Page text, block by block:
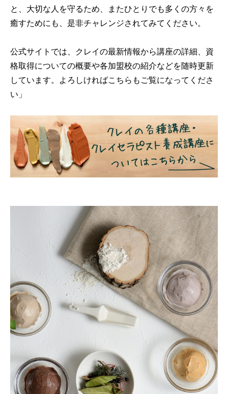
と、大切な人を守るため、またひとりでも多くの方々を
癒すためにも、是非チャレンジされてみてください。
公式サイトでは、クレイの最新情報から講座の詳細、資
格取得についての概要や各加盟校の紹介などを随時更新
しています。よろしければこちらもご覧になってくださ
い」